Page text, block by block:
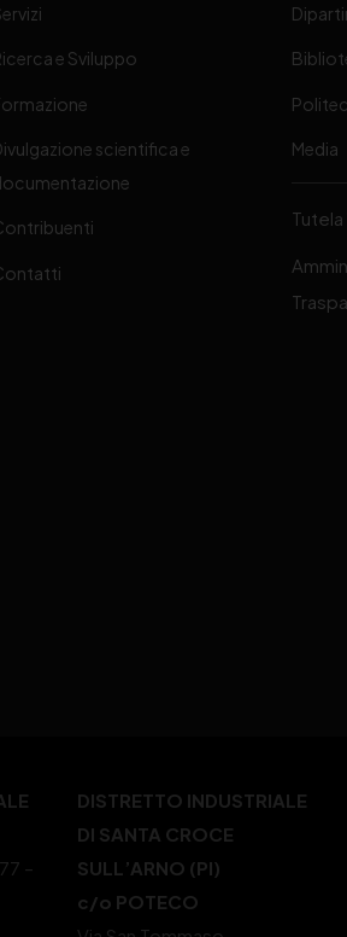
e Sviluppo
scientifica e
Media
–
DISTRETTO INDUSTRIALE
DI SANTA CROCE
SULL’ARNO (PI)
c/o POTECO